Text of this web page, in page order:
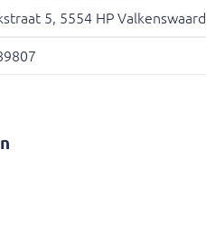
5, 5554 HP Valkenswaard